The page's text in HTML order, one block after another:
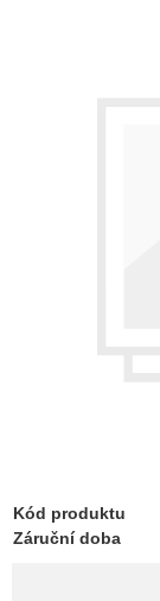
Kód produktu
Záruční doba